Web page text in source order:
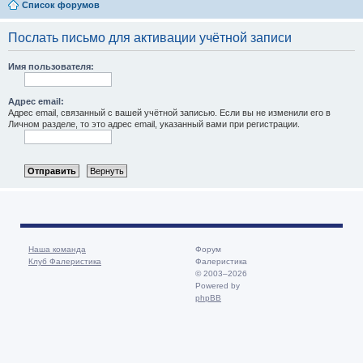
Список форумов
Послать письмо для активации учётной записи
Имя пользователя:
Адрес email:
Адрес email, связанный с вашей учётной записью. Если вы не изменили его в
Личном разделе, то это адрес email, указанный вами при регистрации.
Наша команда
Клуб Фалеристика
Форум
Фалеристика
© 2003–2026
Powered by
phpBB